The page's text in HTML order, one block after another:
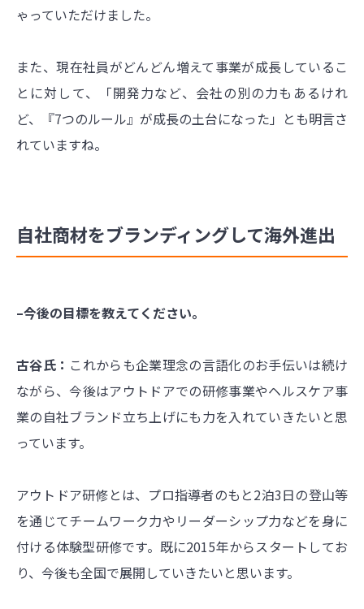
ゃっていただけました。
また、現在社員がどんどん増えて事業が成長しているこ
とに対して、「開発力など、会社の別の力もあるけれ
ど、『7つのルール』が成長の土台になった」とも明言さ
れていますね。
自社商材をブランディングして海外進出
–今後の目標を教えてください。
古谷氏： これからも企業理念の言語化のお手伝いは続け
ながら、今後はアウトドアでの研修事業やヘルスケア事
業の自社ブランド立ち上げにも力を入れていきたいと思
っています。
アウトドア研修とは、プロ指導者のもと2泊3日の登山等
を通じてチームワーク力やリーダーシップ力などを身に
付ける体験型研修です。既に2015年からスタートしてお
り、今後も全国で展開していきたいと思います。